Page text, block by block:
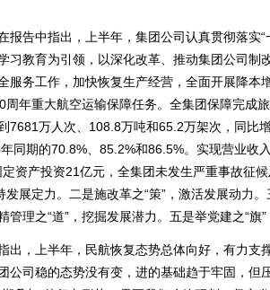
告中指出，上半年，集团公司认真贯彻落实“
习教育为引领，以深化改革、推动集团公司制
服务工作，加快恢复生产经营，全面开展降本
周年重大航空运输保障任务。全集团保障完成
7681万人次、108.8万吨和65.2万架次，同比
同期的70.8%、85.2%和86.5%。实现营业收
资产投资21亿元，全集团未发生严重事故征
发展定力。二是施改革之“策”，激活发展动力
管理之“道”，挖掘发展潜力。五是举党建之“旗”
，上半年，民航恢复态势总体向好，有力支
公司稳的态势没有变，进的基础趋于牢固，但